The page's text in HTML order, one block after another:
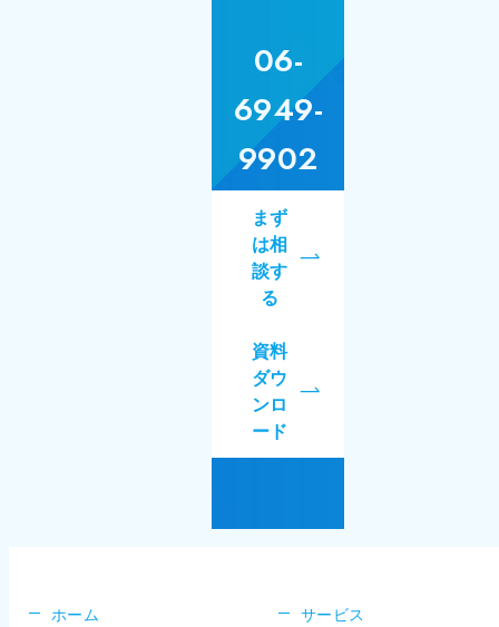
06-
6949-
9902
まず
は相
談す
る
資料
ダウ
ンロ
ード
ホーム
サービス